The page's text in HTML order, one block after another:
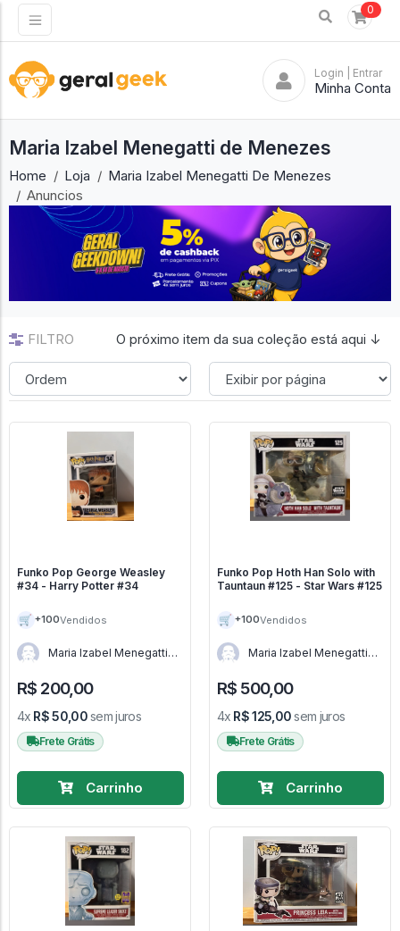
0
Login | Entrar
Minha Conta
Maria Izabel Menegatti de Menezes
Home Loja
Maria Izabel Menegatti De Menezes
Anuncios
FILTRO O próximo item da sua coleção está aqui ↓
Funko Pop George Weasley
#34 - Harry Potter #34
🛒 +100Vendidos
Maria Izabel Menegatti
R$ 200,00
4x R$ 50,00sem juros
Frete Grátis
Carrinho
Funko Pop Hoth Han Solo with
Tauntaun #125 - Star Wars #125
🛒 +100Vendidos
Maria Izabel Menegatti
R$ 500,00
4x R$ 125,00sem juros
Frete Grátis
Carrinho